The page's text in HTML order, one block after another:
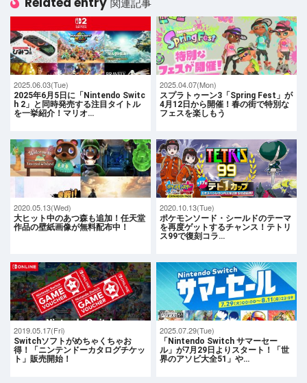
関連記事
2025.06.03(Tue)
2025年6月5日に「Nintendo Switc
h 2」と同時発売する注目タイトル
を一挙紹介！マリオ…
2025.04.07(Mon)
スプラトゥーン3「Spring Fest」が
4月12日から開催！春の街で特別な
フェスを楽しもう
2020.05.13(Wed)
大ヒット中のあつ森も追加！任天堂
作品の壁紙画像が無料配布中！
2020.10.13(Tue)
ポケモンソード・シールドのテーマ
を再度ゲットするチャンス！テトリ
ス99で復刻コラ…
2019.05.17(Fri)
Switchソフトがめちゃくちゃお
得！「ニンテンドーカタログチケッ
ト」販売開始！
2025.07.29(Tue)
「Nintendo Switch サマーセー
ル」が7月29日よりスタート！「世
界のアソビ大全51」や…